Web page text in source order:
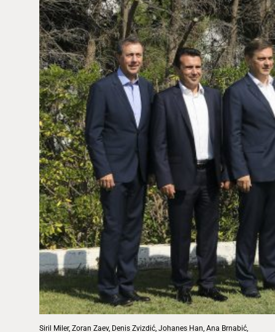
Siril Miler, Zoran Zaev, Denis Zvizdić, Johanes Han, Ana Brnabić,